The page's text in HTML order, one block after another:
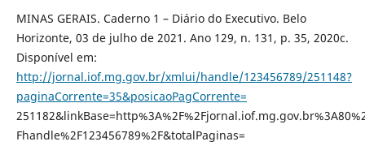
MINAS GERAIS. Caderno 1 – Diário do Executivo. Belo
Horizonte, 03 de julho de 2021. Ano 129, n. 131, p. 35, 2020c.
Disponível em:
http://jornal.iof.mg.gov.br/xmlui/handle/123456789/251148?
paginaCorrente=35&posicaoPagCorrente=
Fhandle%2F123456789%2F&totalPaginas=